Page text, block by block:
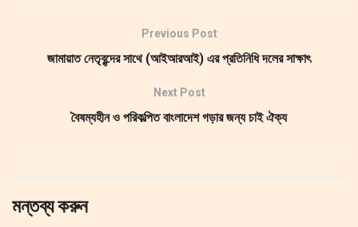
Previous Post
জামায়াত নেতৃবৃন্দের সাথে (আইআরআই) এর প্রতিনিধি দলের সাক্ষাৎ
Next Post
বৈষম্যহীন ও পরিকল্পিত বাংলাদেশ গড়ার জন্য চাই ঐক্য
মন্তব্য করুন